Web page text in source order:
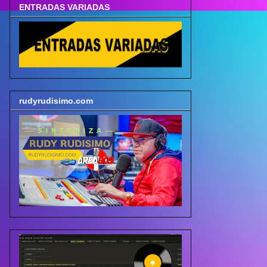
ENTRADAS VARIADAS
rudyrudisimo.com